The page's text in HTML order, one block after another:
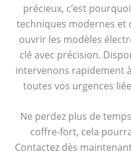
précieux, c’est
techniques modernes et
ouvrir les modèles
clé avec précision.
intervenons rapidement
toutes vos urgences
Ne perdez plus de
coffre-fort, cela
Contactez dès